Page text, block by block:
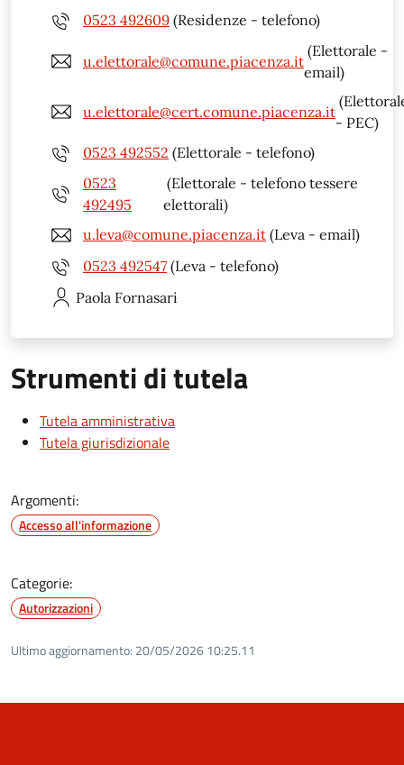
0523 492609 (Residenze - telefono)
u.elettorale@comune.piacenza.it
(Elettorale -
email)
u.elettorale@cert.comune.piacenza.it
- PEC)
0523 492552 (Elettorale - telefono)
0523
492495
(Elettorale - telefono tessere
elettorali)
u.leva@comune.piacenza.it (Leva - email)
0523 492547 (Leva - telefono)
Paola Fornasari
Strumenti di tutela
Tutela amministrativa
Tutela giurisdizionale
Argomenti:
Accesso all'informazione
Categorie:
Autorizzazioni
Ultimo aggiornamento: 20/05/2026 10:25.11